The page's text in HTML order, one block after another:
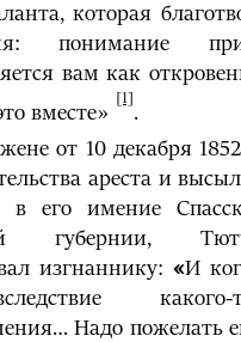
которая
понимание
вам как
вместе»
[1]
.
от 10 декабря
ареста и
в его имение
губернии,
изгнаннику: «И
Надо пожелать